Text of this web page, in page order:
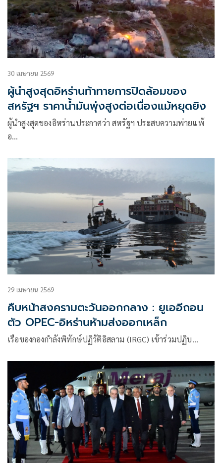
30 เมษายน 2569
ผู้นำสูงสุดอิหร่านท้าทายการปิดล้อมของ
สหรัฐฯ ราคาน้ำมันพุ่งสูงต่อเนื่องแม้หยุดยิง
ผู้นำสูงสุดของอิหร่านประกาศว่า สหรัฐฯ ประสบความพ่ายแพ้
อ…
29 เมษายน 2569
คืบหน้าสงครามตะวันออกกลาง : ยูเออีถอน
ตัว OPEC-อิหร่านห้ามส่งออกเหล็ก
เรือของกองกำลังพิทักษ์ปฏิวัติอิสลาม (IRGC) เข้าร่วมปฏิบ…